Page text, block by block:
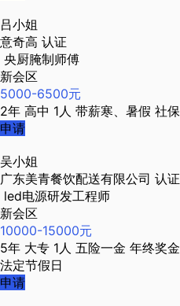
吕小姐
意奇高 认证
央厨腌制师傅
新会区
5000-6500元
2年 高中 1人 带薪寒、暑假 社保
申请
吴小姐
广东美青餐饮配送有限公司 认证
led电源研发工程师
新会区
10000-15000元
5年 大专 1人 五险一金 年终奖金
法定节假日
申请